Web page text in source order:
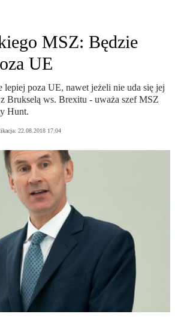
MSZ: Będzie
UE
poza UE, nawet jeżeli nie uda się jej
Brukselą ws. Brexitu - uważa szef MSZ
Hunt.
22.08.2018 17:04